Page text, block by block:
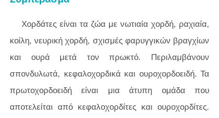
Χορδάτες είναι τα ζώα με νωτιαία χορδή, ραχιαία,
κοίλη, νευρική χορδή, σχισμές φαρυγγικών βραγχίων
και ουρά μετά τον πρωκτό. Περιλαμβάνουν
σπονδυλωτά, κεφαλοχορδικά και ουροχορδοειδή. Τα
πρωτοχορδοειδή είναι μια άτυπη ομάδα που
αποτελείται από κεφαλοχορδίτες και ουροχορδίτες.